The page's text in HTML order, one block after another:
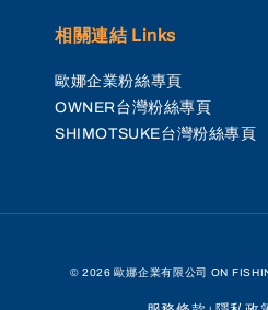
相關連結 Links
歐娜企業粉絲專頁
OWNER台灣粉絲專頁
SHIMOTSUKE台灣粉絲專頁
© 2026 歐娜企業有限公司 ON